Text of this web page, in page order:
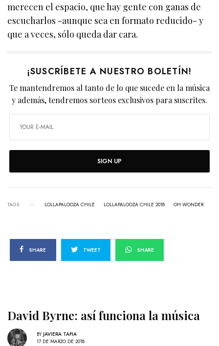
merecen el espacio, que hay gente con ganas de
escucharlos -aunque sea en formato reducido- y
que a veces, sólo queda dar cara.
¡SUSCRÍBETE A NUESTRO BOLETÍN!
Te mantendremos al tanto de lo que sucede en la música
y además, tendremos sorteos exclusivos para suscrites.
SIGN UP
TAGS LOLLAPALOOZA CHILE LOLLAPALOOZA CHILE 2018 OH WONDER
SHARE TWEET SHARE
David Byrne: así funciona la música
BY JAVIERA TAPIA
17 DE MARZO DE 2018